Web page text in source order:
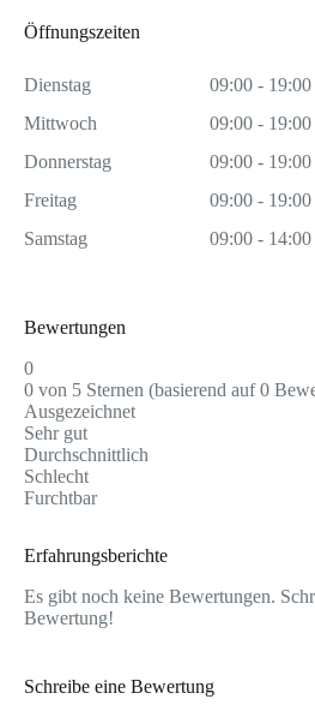
Öffnungszeiten
Dienstag
09:00 - 19:00
Mittwoch
09:00 - 19:00
Donnerstag
09:00 - 19:00
Freitag
09:00 - 19:00
Samstag
09:00 - 14:00
Bewertungen
0
0 von 5 Sternen (basierend auf 0
Ausgezeichnet
Sehr gut
Durchschnittlich
Schlecht
Furchtbar
Erfahrungsberichte
Es gibt noch keine Bewertungen.
Bewertung!
Schreibe eine Bewertung